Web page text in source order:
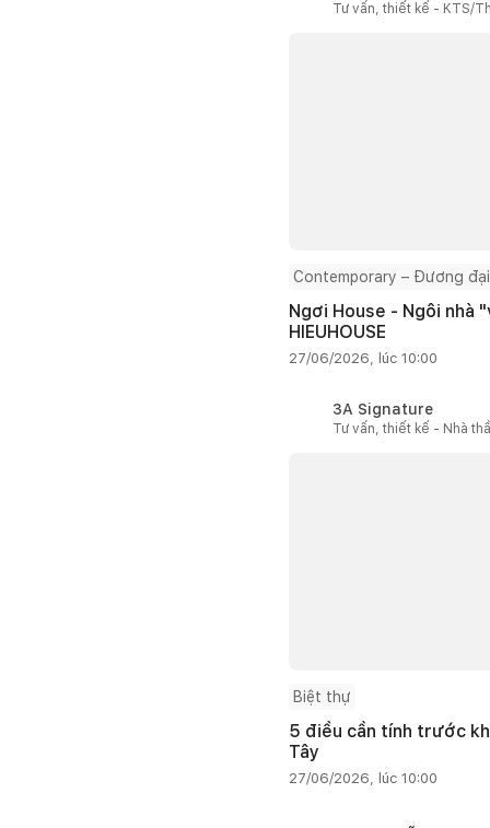
Tư vấn, thiết kế - KTS/
Contemporary – Đương đại
Ngơi House - Ngôi
HIEUHOUSE
27/06/2026, lúc 10:00
3A Signature
Tư vấn, thiết kế - Nhà
Biệt thự
5 điều cần tính trước
Tây
27/06/2026, lúc 10:00